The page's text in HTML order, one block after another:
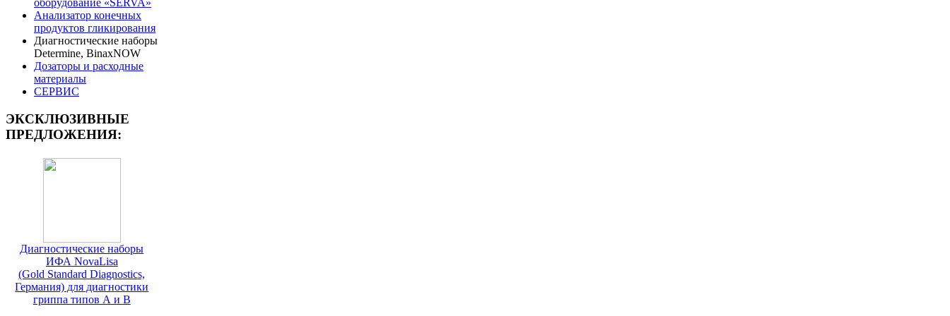
оборудование «SERVA»
Анализатор конечных
продуктов гликирования
Диагностические наборы
Determine, BinaxNOW
Дозаторы и расходные
материалы
СЕРВИС
ЭКСКЛЮЗИВНЫЕ
ПРЕДЛОЖЕНИЯ:
Диагностические наборы
ИФА NovaLisa
(Gold Standard Diagnostics,
Германия) для диагностики
гриппа типов А и В